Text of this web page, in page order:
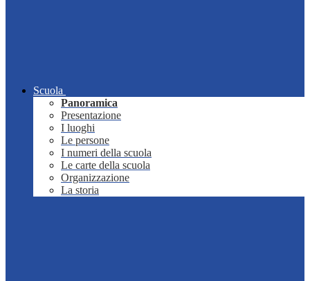
Scuola
Panoramica
Presentazione
I luoghi
Le persone
I numeri della scuola
Le carte della scuola
Organizzazione
La storia